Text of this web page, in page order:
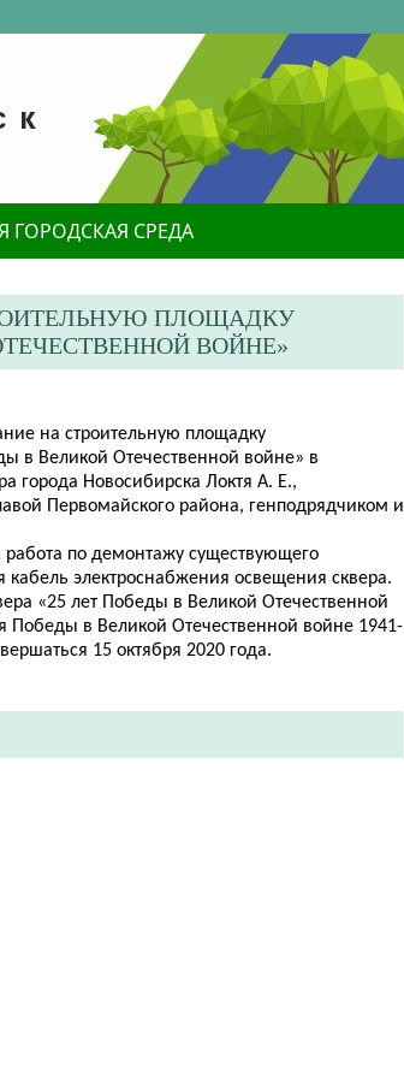
СРЕДА
ПЛОЩАДКУ
ВОЙНЕ»
на строительную площадку
в Великой Отечественной войне» в
города Новосибирска Локтя А. Е.,
Первомайского района, генподрядчиком и
по демонтажу существующего
электроснабжения освещения сквера.
«25 лет Победы в Великой Отечественной
Победы в Великой Отечественной войне 1941-
15 октября 2020 года.​